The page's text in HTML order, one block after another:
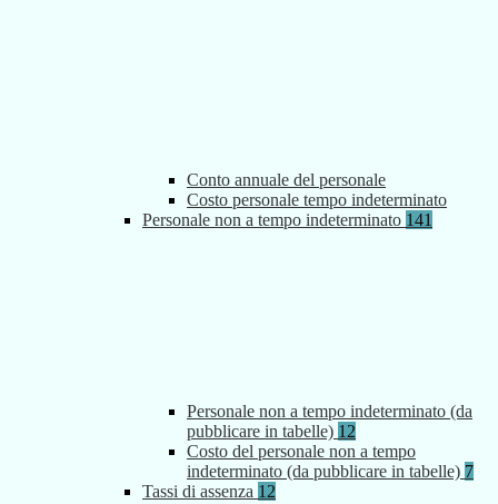
Conto annuale del personale
Costo personale tempo indeterminato
Personale non a tempo indeterminato 141
Personale non a tempo indeterminato (da
pubblicare in tabelle) 12
Costo del personale non a tempo
indeterminato (da pubblicare in tabelle) 7
Tassi di assenza 12